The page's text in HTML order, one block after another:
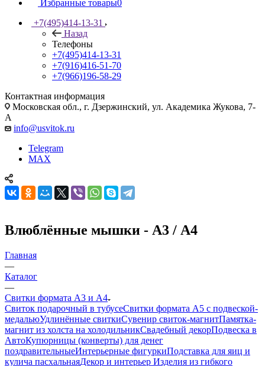
Избранные товары0
+7(495)414-13-31
Назад
Телефоны
+7(495)414-13-31
+7(916)416-51-70
+7(966)196-58-29
Контактная информация
Московская обл., г. Дзержинский, ул. Академика Жукова, 7-
А
info@usvitok.ru
Telegram
MAX
Влюблённые мышки - А3 / А4
Главная
—
Каталог
—
Свитки формата А3 и А4
Свиток подарочный в тубусеСвитки формата А5 с подвеской-
медальюУдлинённые свиткиСувенир свиток-магнитПамятка-
магнит из холста на холодильникСвадебный декорПодвеска в
АвтоКупюрницы (конверты) для денег
поздравительныеИнтерьерные фигуркиПодставка для яиц и
кулича пасхальнаяДекор и интерьер Изделия из гибкого